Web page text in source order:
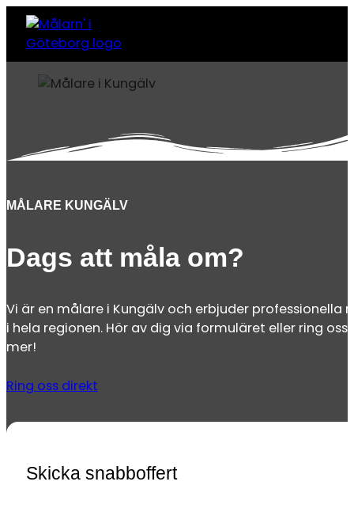
MÅLARE KUNGÄLV
Dags att måla om?
Vi är en målare i Kungälv och erbjuder professionella
i hela regionen. Hör av dig via formuläret eller ring
mer!
Ring oss direkt
Skicka snabboffert